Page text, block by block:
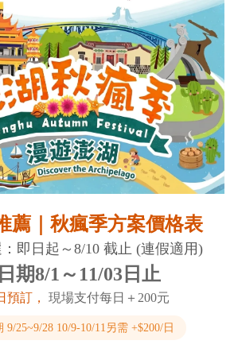
薦｜秋瘋季方案價格表
即日起～8/10 截止 (連假適用)
期8/1～11/03日止
預訂， 現場支付每日＋200元
9/25~9/28 10/9-10/11另需 +$200/日